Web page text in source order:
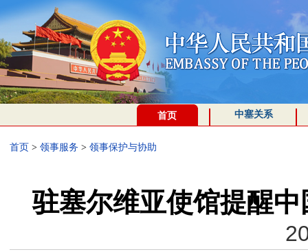
首页 中塞关系
首页 > 领事服务 > 领事保护与协助
驻塞尔维亚使馆提醒